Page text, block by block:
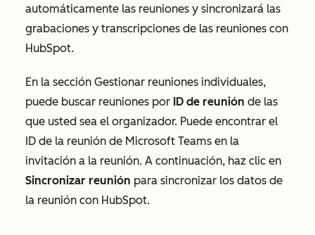
automáticamente las reuniones y sincronizará las
grabaciones y transcripciones de las reuniones con
HubSpot.
En la sección Gestionar reuniones individuales,
puede buscar reuniones por ID de reunión de las
que usted sea el organizador. Puede encontrar el
ID de la reunión de Microsoft Teams en la
invitación a la reunión. A continuación, haz clic en
Sincronizar reunión para sincronizar los datos de
la reunión con HubSpot.